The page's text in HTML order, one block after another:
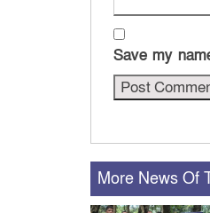
Save my
More News Of